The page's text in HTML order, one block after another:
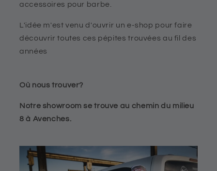
accessoires pour barbe.
L'idée m'est venu d'ouvrir un e-shop pour faire
découvrir toutes ces pépites trouvées au fil des
années
Où nous trouver?
Notre showroom se trouve au chemin du milieu
8 à Avenches.